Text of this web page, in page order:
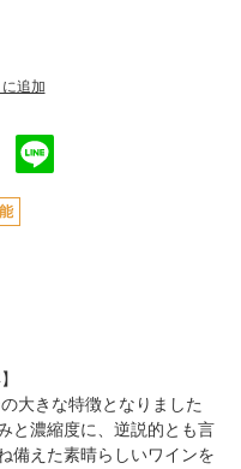
大きな特徴となりました
と濃縮度に、逆説的とも言
備えた素晴らしいワインを